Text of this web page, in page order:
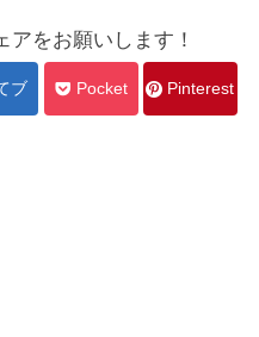
をお願いします！
ブ Pocket Pinterest